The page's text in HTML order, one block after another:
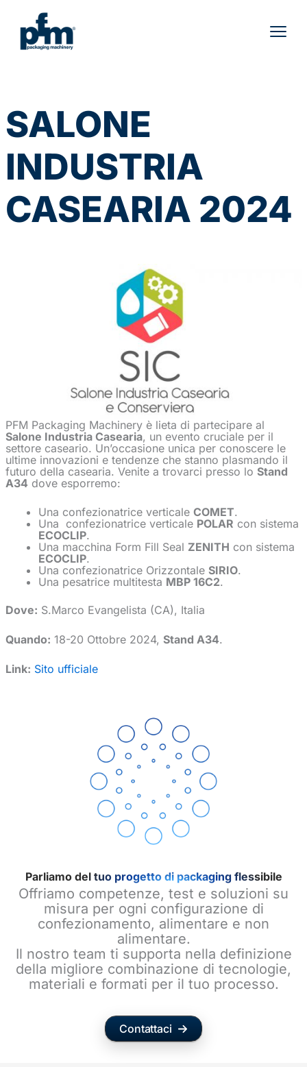
contenuto
SALONE
INDUSTRIA
CASEARIA 2024
PFM Packaging Machinery è lieta di partecipare al
Salone Industria Casearia, un evento cruciale per il
settore caseario. Un’occasione unica per conoscere le
ultime innovazioni e tendenze che stanno plasmando il
futuro della casearia. Venite a trovarci presso lo Stand
A34 dove esporremo:
Una confezionatrice verticale COMET.
Una confezionatrice verticale POLAR con sistema
ECOCLIP.
Una macchina Form Fill Seal ZENITH con sistema
ECOCLIP.
Una confezionatrice Orizzontale SIRIO.
Una pesatrice multitesta MBP 16C2.
Dove: S.Marco Evangelista (CA), Italia
Quando: 18-20 Ottobre 2024, Stand A34.
Link: Sito ufficiale
Parliamo del tuo progetto di packaging flessibile
Offriamo competenze, test e soluzioni su
misura per ogni configurazione di
confezionamento, alimentare e non
alimentare.
Il nostro team ti supporta nella definizione
della migliore combinazione di tecnologie,
materiali e formati per il tuo processo.
Contattaci